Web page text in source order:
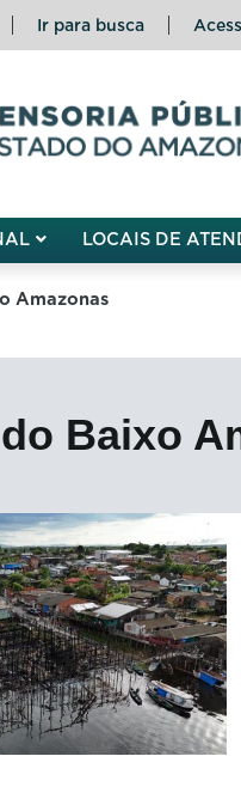
Ir para busca
do Estado
LOCAIS DE
Amazonas
Baixo